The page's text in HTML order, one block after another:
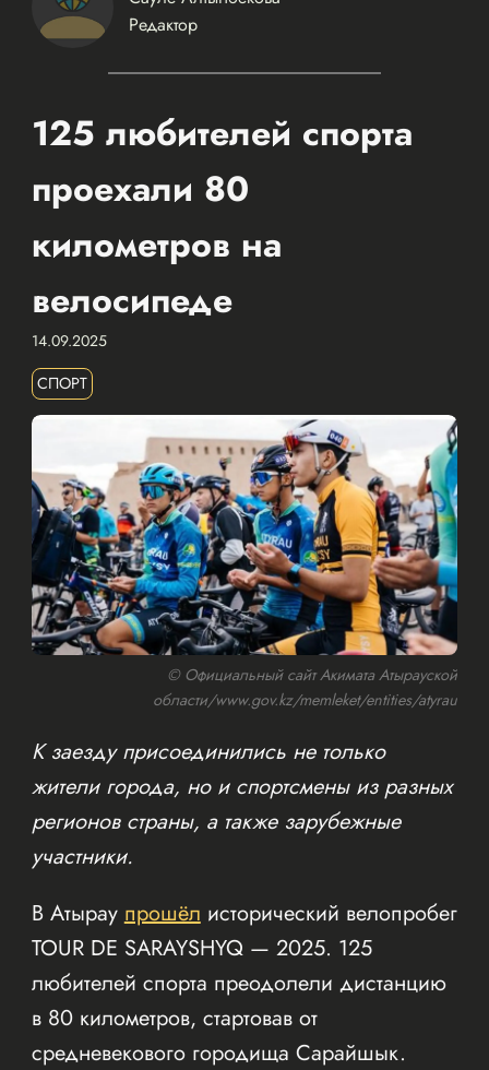
Редактор
125 любителей спорта
проехали 80
километров на
велосипеде
14.09.2025
СПОРТ
© Официальный сайт Акимата Атырауской
области/www.gov.kz/memleket/entities/atyrau
К заезду присоединились не только
жители города, но и спортсмены из разных
регионов страны, а также зарубежные
участники.
В Атыраупрошёлисторический велопробег
TOUR DE SARAYSHYQ — 2025. 125
любителей спорта преодолели дистанцию
в 80 километров, стартовав от
средневекового городища Сарайшык.